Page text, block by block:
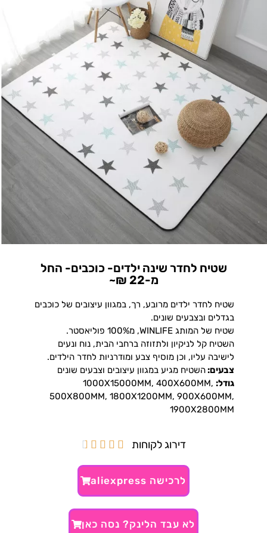
שטיח לחדר שינה ילדים- כוכבים- החל
מ-22 ₪~
שטיח לחדר ילדים מרובע, רך, במגוון עיצובים של כוכבים
בגדלים ובצבעים שונים.
שטיח של המותג WINLIFE, מ100% פוליאסטר.
השטיח קל לניקיון ולתזוזה ברחבי הבית, נוח ונעים
לישיבה עליו, וכן מוסיף צבע ומודרניות לחדר הילדים.
צבעים:השטיח מגיע במגוון עיצובים וצבעים שונים
גודל: 1000X15000MM, 400X600MM,
500X800MM, 1800X1200MM, 900X600MM,
1900X2800MM
דירוג לקוחות 




לרכישה aliexpress
לא עבד הלינק? נסה כאן